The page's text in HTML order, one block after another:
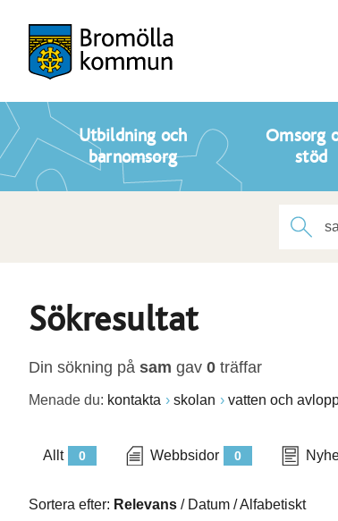
Utbildning och
barnomsorg
Omsorg
stöd
Sökresultat
Din sökning på sam gav 0 träffar
Menade du: kontakta skolan vatten och
0
Allt 0
Webbsidor
Sortera efter: Relevans / Datum /Alfabetiskt